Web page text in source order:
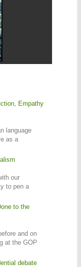
Empathy
language
as a
our
to pen a
to the
and on
at the GOP
debate